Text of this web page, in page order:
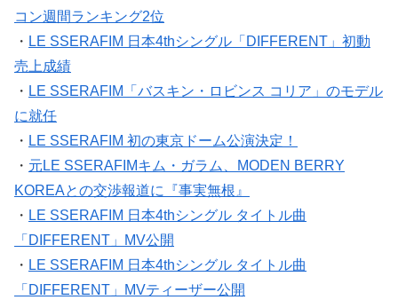
コン週間ランキング2位
・ LE SSERAFIM 日本4thシングル「DIFFERENT」初動
売上成績
・ LE SSERAFIM「バスキン・ロビンス コリア」のモデル
に就任
・ LE SSERAFIM 初の東京ドーム公演決定！
・ 元LE SSERAFIMキム・ガラム、MODEN BERRY
KOREAとの交渉報道に『事実無根』
・ LE SSERAFIM 日本4thシングル タイトル曲
「DIFFERENT」MV公開
・ LE SSERAFIM 日本4thシングル タイトル曲
「DIFFERENT」MVティーザー公開